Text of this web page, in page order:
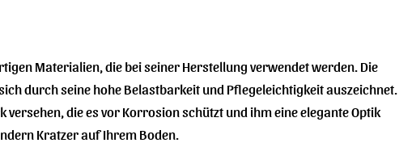
Materialien, die bei seiner Herstellung verwendet werden. Die
durch seine hohe Belastbarkeit und Pflegeleichtigkeit auszeichnet.
die es vor Korrosion schützt und ihm eine elegante Optik
Kratzer auf Ihrem Boden.